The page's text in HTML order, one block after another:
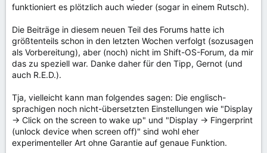
funktioniert es plötzlich auch wieder (sogar in einem Rutsch).
Die Beiträge in diesem neuen Teil des Forums hatte ich
größtenteils schon in den letzten Wochen verfolgt (sozusagen
als Vorbereitung), aber (noch) nicht im Shift-OS-Forum, da mir
das zu speziell war. Danke daher für den Tipp, Gernot (und
auch R.E.D.).
Tja, vielleicht kann man folgendes sagen: Die englisch-
sprachigen noch nicht-übersetzten Einstellungen wie "Display
-> Click on the screen to wake up" und "Display -> Fingerprint
(unlock device when screen off)" sind wohl eher
experimenteller Art ohne Garantie auf genaue Funktion.